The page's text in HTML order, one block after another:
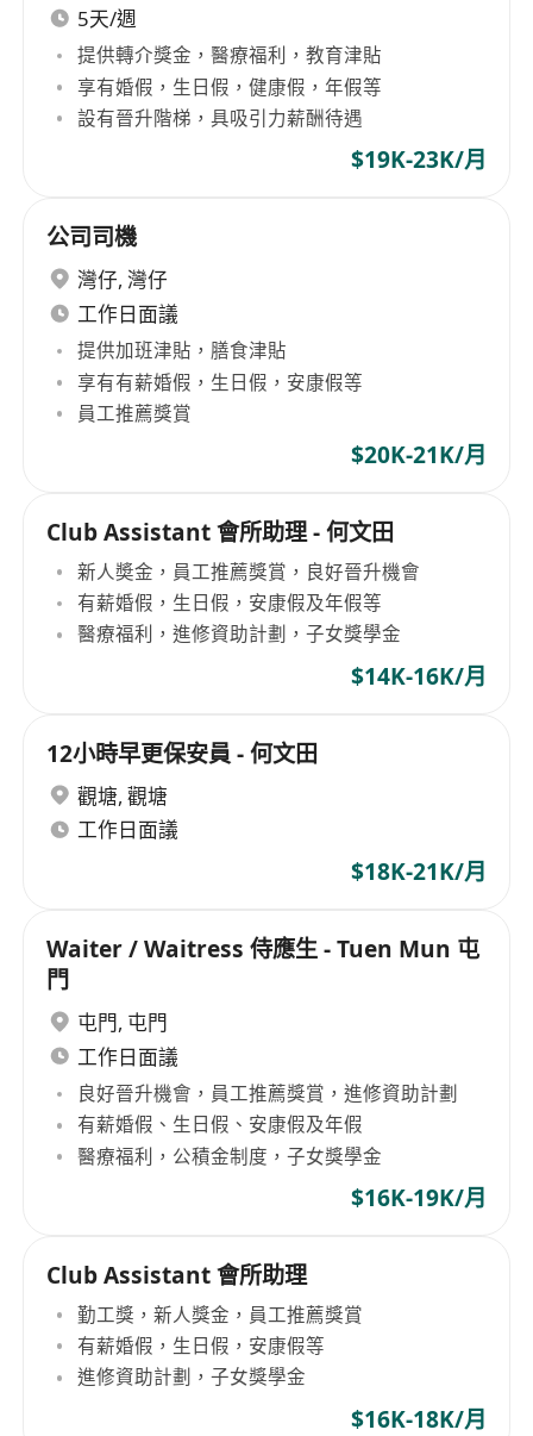
5天/週
提供轉介獎金，醫療福利，教育津貼
享有婚假，生日假，健康假，年假等
設有晉升階梯，具吸引力薪酬待遇
$19K-23K/月
公司司機
灣仔, 灣仔
工作日面議
提供加班津貼，膳食津貼
享有有薪婚假，生日假，安康假等
員工推薦獎賞
$20K-21K/月
Club Assistant 會所助理 - 何文田
新人奬金，員工推薦獎賞，良好晉升機會
有薪婚假，生日假，安康假及年假等
醫療福利，進修資助計劃，子女獎學金
$14K-16K/月
12小時早更保安員 - 何文田
觀塘, 觀塘
工作日面議
$18K-21K/月
Waiter / Waitress 侍應生 - Tuen Mun 屯
門
屯門, 屯門
工作日面議
良好晉升機會，員工推薦獎賞，進修資助計劃
有薪婚假、生日假、安康假及年假
醫療福利，公積金制度，子女獎學金
$16K-19K/月
Club Assistant 會所助理
勤工獎，新人獎金，員工推薦獎賞
有薪婚假，生日假，安康假等
進修資助計劃，子女獎學金
$16K-18K/月